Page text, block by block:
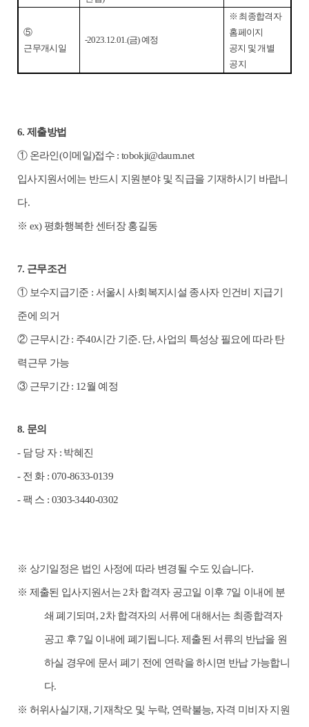
⑤
근무개시일
-2023.12.01.(금)예정
※ 최종합격자
홈페이지
공지 및 개별
공지
6. 제출방법
① 온라인 (이메일)접수 :tobokji@daum.net
입사지원서에는 반드시 지원분야 및 직급을 기재하시기 바랍니
다.
※ ex) 평화행복한 센터장 홍길동
7. 근무조건
① 보수지급기준 : 서울시 사회복지시설 종사자 인건비 지급기
준에 의거
② 근무시간: 주40시간 기준. 단,사업의 특성상 필요에 따라 탄
력근무 가능
③ 근무기간: 12월 예정
8. 문의
- 담 당 자 : 박혜진
- 전 화 : 070-8633-0139
-팩 스 : 0303-3440-0302
※ 상기일정은 법인 사정에 따라 변경될 수도 있습니다.
※ 제출된 입사지원서는 2차 합격자 공고일 이후 7일 이내에 분
쇄 폐기되며 , 2차 합격자의 서류에 대해서는 최종합격자
공고 후 7일 이내에 폐기됩니다.제출된 서류의 반납을 원
하실 경우에 문서 폐기 전에 연락을 하시면 반납 가능합니
다.
※ 허위사실기재 , 기재착오 및 누락, 연락불능, 자격 미비자 지원